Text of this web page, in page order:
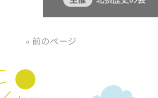
« 前のページ